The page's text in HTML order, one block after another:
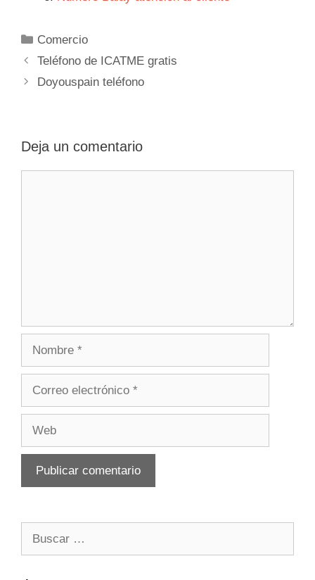
Categorías
Comercio
Navegación
de
Teléfono de ICATME gratis
Doyouspain teléfono
Deja un comentario